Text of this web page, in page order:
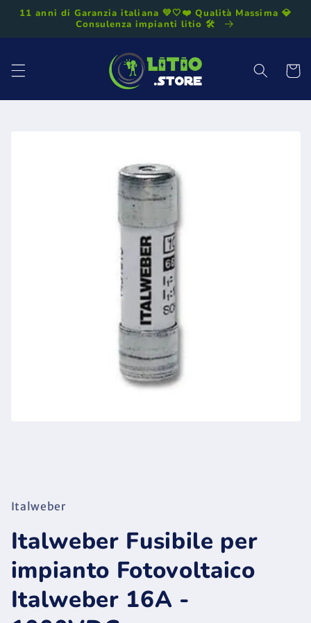
direttamente
ai contenuti
11 anni di Garanzia italiana 💚🤍❤️ Qualità Massima 💎
Consulenza impianti litio 🛠️
Italweber
Italweber Fusibile per
impianto Fotovoltaico
Italweber 16A -